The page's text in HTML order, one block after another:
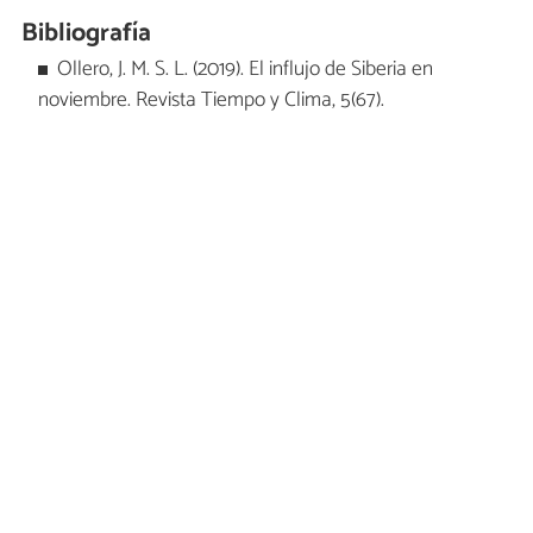
Bibliografía
Ollero, J. M. S. L. (2019). El influjo de Siberia en
noviembre. Revista Tiempo y Clima, 5(67).